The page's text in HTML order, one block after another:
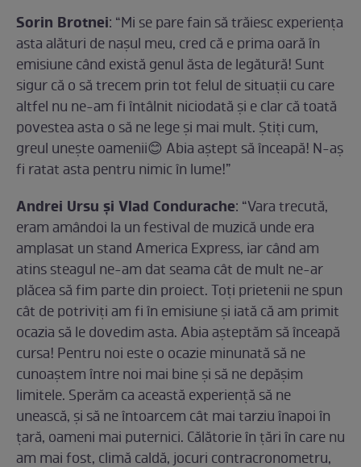
Sorin Brotnei: “Mi se pare fain să trăiesc experiența
asta alături de nașul meu, cred că e prima oară în
emisiune când există genul ăsta de legătură! Sunt
sigur că o să trecem prin tot felul de situații cu care
altfel nu ne-am fi întâlnit niciodată și e clar că toată
povestea asta o să ne lege și mai mult. Știți cum,
greul unește oamenii😊 Abia aștept să înceapă! N-aș
fi ratat asta pentru nimic în lume!”
Andrei Ursu și Vlad Condurache: “Vara trecută,
eram amândoi la un festival de muzică unde era
amplasat un stand America Express, iar când am
atins steagul ne-am dat seama cât de mult ne-ar
plăcea să fim parte din proiect. Toţi prietenii ne spun
cât de potriviţi am fi în emisiune şi iată că am primit
ocazia să le dovedim asta. Abia aşteptăm să înceapă
cursa! Pentru noi este o ocazie minunată să ne
cunoaştem între noi mai bine şi să ne depăşim
limitele. Sperăm ca această experienţă să ne
unească, şi să ne întoarcem cât mai tarziu înapoi în
ţară, oameni mai puternici. Călătorie în ţări în care nu
am mai fost, climă caldă, jocuri contracronometru,